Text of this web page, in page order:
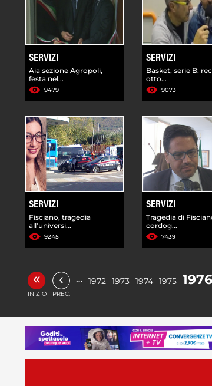
SERVIZI
Aia sezione Agropoli,
festa nel...
9479
SERVIZI
Basket, serie B:
otto...
9073
SERVIZI
Fisciano, tragedia
all'universi...
9245
SERVIZI
Tragedia di
cordog...
7439
«
INIZIO
‹
PREC.
… 1972 1973 1974 1975 1976